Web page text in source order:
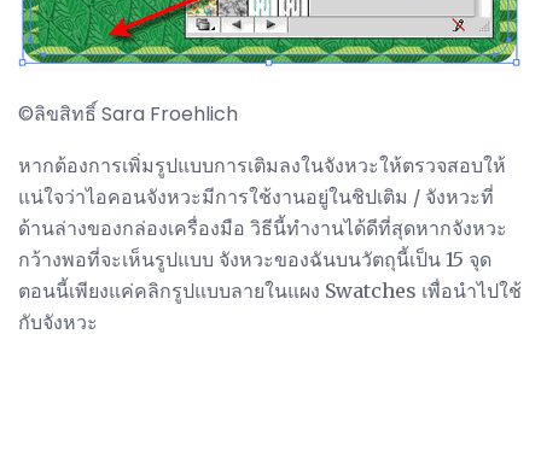
©ลิขสิทธิ์ Sara Froehlich
หากต้องการเพิ่มรูปแบบการเติมลงในจังหวะให้ตรวจสอบให้
แน่ใจว่าไอคอนจังหวะมีการใช้งานอยู่ในชิปเติม / จังหวะที่
ด้านล่างของกล่องเครื่องมือ วิธีนี้ทำงานได้ดีที่สุดหากจังหวะ
กว้างพอที่จะเห็นรูปแบบ จังหวะของฉันบนวัตถุนี้เป็น 15 จุด
ตอนนี้เพียงแค่คลิกรูปแบบลายในแผง Swatches เพื่อนำไปใช้
กับจังหวะ